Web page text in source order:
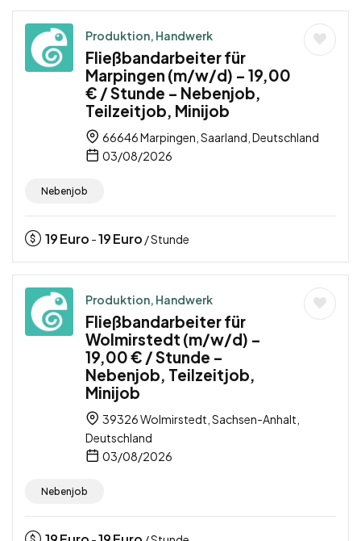
Produktion, Handwerk
Fließbandarbeiter für
Marpingen (m/w/d) – 19,00
€ / Stunde – Nebenjob,
Teilzeitjob, Minijob
66646 Marpingen, Saarland, Deutschland
03/08/2026
Nebenjob
19Euro -19Euro / Stunde
Produktion, Handwerk
Fließbandarbeiter für
Wolmirstedt (m/w/d) –
19,00 € / Stunde –
Nebenjob, Teilzeitjob,
Minijob
39326 Wolmirstedt, Sachsen-Anhalt,
Deutschland
03/08/2026
Nebenjob